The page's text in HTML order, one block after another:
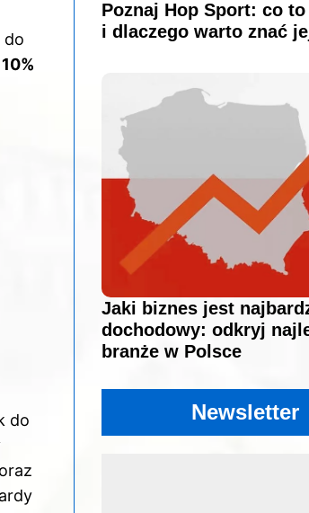
do
do
Poznaj Hop Sport: co
i dlaczego warto znać
Jaki biznes jest
dochodowy: odkryj
branże w Polsce
Newsletter